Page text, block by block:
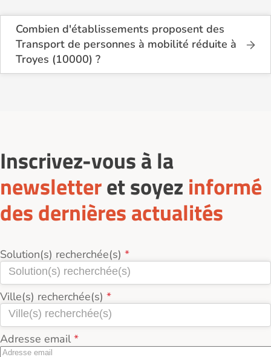
Combien d'établissements proposent des
Transport de personnes à mobilité réduite à
Troyes (10000) ?
Sur le site Logement-seniors.com, on recense
Inscrivez-vous à la
newsletteret soyez informé
des dernières actualités
Solution(s) recherchée(s)
Ville(s) recherchée(s)
Adresse email